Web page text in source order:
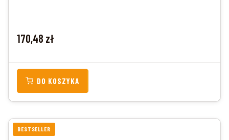
Cena
170,48 zł
DO KOSZYKA
BESTSELLER